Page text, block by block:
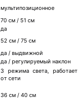
мультипозиционное
70 см / 51 см
да
52 см / 75 см
да / выдвижной
да / регулируемый наклон
3 режима света, работает
от сети
36 см / 40 см